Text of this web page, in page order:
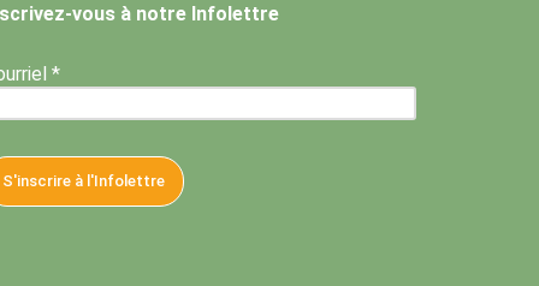
vous à notre Infolettre
*